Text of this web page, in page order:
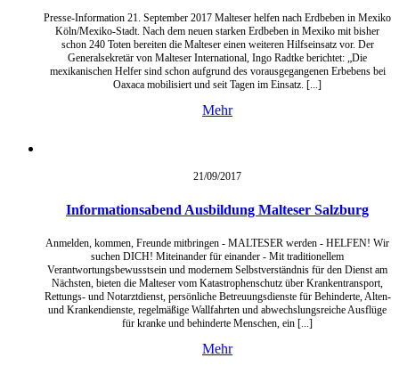
Presse-Information 21. September 2017 Malteser helfen nach Erdbeben in Mexiko
Köln/Mexiko-Stadt. Nach dem neuen starken Erdbeben in Mexiko mit bisher
schon 240 Toten bereiten die Malteser einen weiteren Hilfseinsatz vor. Der
Generalsekretär von Malteser International, Ingo Radtke berichtet: „Die
mexikanischen Helfer sind schon aufgrund des vorausgegangenen Erbebens bei
Oaxaca mobilisiert und seit Tagen im Einsatz. [...]
Mehr
21/09/2017
Informationsabend Ausbildung Malteser Salzburg
Anmelden, kommen, Freunde mitbringen - MALTESER werden - HELFEN! Wir
suchen DICH! Miteinander für einander - Mit traditionellem
Verantwortungsbewusstsein und modernem Selbstverständnis für den Dienst am
Nächsten, bieten die Malteser vom Katastrophenschutz über Krankentransport,
Rettungs‐ und Notarztdienst, persönliche Betreuungsdienste für Behinderte, Alten‐
und Krankendienste, regelmäßige Wallfahrten und abwechslungsreiche Ausflüge
für kranke und behinderte Menschen, ein [...]
Mehr